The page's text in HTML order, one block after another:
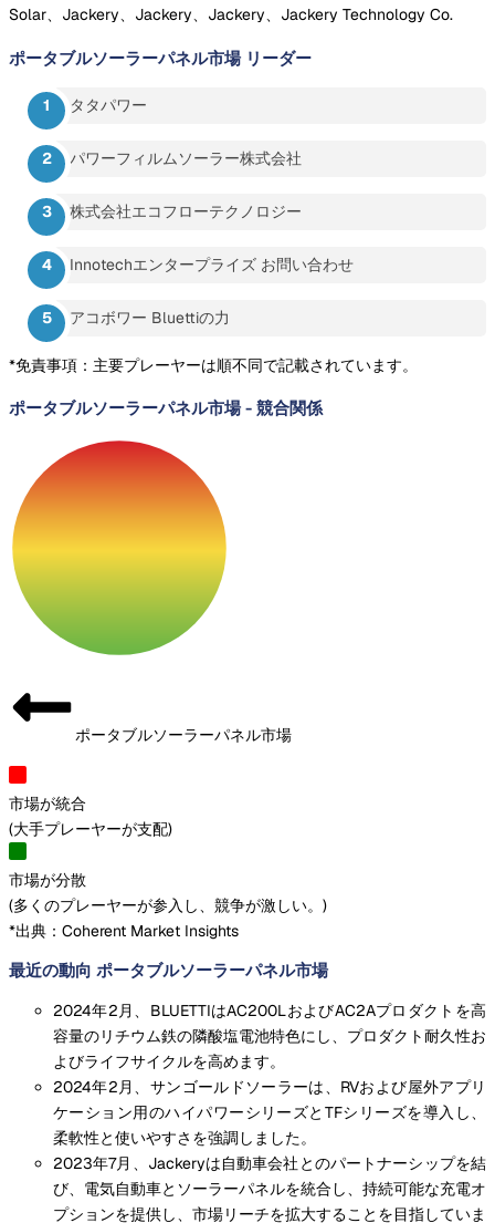
Solar、Jackery、Jackery、Jackery、Jackery Technology Co.
ポータブルソーラーパネル市場 リーダー
タタパワー
パワーフィルムソーラー株式会社
株式会社エコフローテクノロジー
Innotechエンタープライズ お問い合わせ
アコボワー Bluettiの力
*免責事項：主要プレーヤーは順不同で記載されています。
ポータブルソーラーパネル市場- 競合関係
ポータブルソーラーパネル市場
市場が統合
(大手プレーヤーが支配)
市場が分散
(多くのプレーヤーが参入し、競争が激しい。 )
*出典：Coherent Market Insights
最近の動向 ポータブルソーラーパネル市場
2024年2月、BLUETTIはAC200LおよびAC2Aプロダクトを高
容量のリチウム鉄の隣酸塩電池特色にし、プロダクト耐久性お
よびライフサイクルを高めます。
2024年2月、サンゴールドソーラーは、RVおよび屋外アプリ
ケーション用のハイパワーシリーズとTFシリーズを導入し、
柔軟性と使いやすさを強調しました。
2023年7月、Jackeryは自動車会社とのパートナーシップを結
び、電気自動車とソーラーパネルを統合し、持続可能な充電オ
プションを提供し、市場リーチを拡大することを目指していま